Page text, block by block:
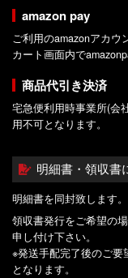
amazon pay
ご利用のamazonアカウ
カート画面内で
商品代引き決済
宅急便利用時事業所(会
用不可となります。
明細書・領収書
明細書を同封致します。
領収書発行をご希望の
申し付け下さい。
※発送手配完了後のご
となります。